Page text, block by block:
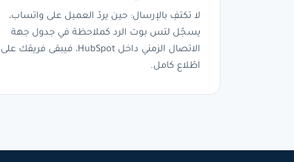
لا تكتفِ بالإرسال: حين يردّ العميل على واتساب،
يسجّل لتس بوت الرد كملاحظة في جدول جهة
الاتصال الزمني داخل HubSpot، فيبقى فريقك على
اطّلاع كامل.